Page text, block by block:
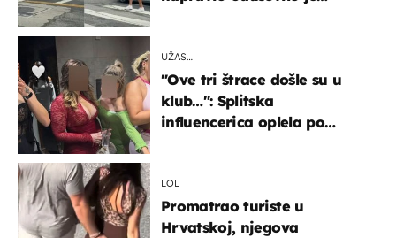
UŽAS…
"Ove tri štrace došle su u
klub…": Splitska
influencerica oplela po
LOL
Promatrao turiste u
Hrvatskoj, njegova